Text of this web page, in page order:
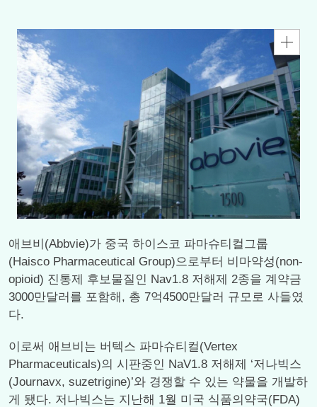
애브비(Abbvie)가 중국 하이스코 파마슈티컬그룹
(Haisco Pharmaceutical Group)으로부터 비마약성(non-
opioid) 진통제 후보물질인 Nav1.8 저해제 2종을 계약금
3000만달러를 포함해, 총 7억4500만달러 규모로 사들였
다.
이로써 애브비는 버텍스 파마슈티컬(Vertex
Pharmaceuticals)의 시판중인 NaV1.8 저해제 ‘저나빅스
(Journavx, suzetrigine)’와 경쟁할 수 있는 약물을 개발하
게 됐다. 저나빅스는 지난해 1월 미국 식품의약국(FDA)